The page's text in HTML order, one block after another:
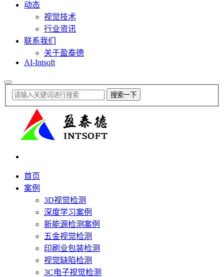
动态
视觉技术
行业资讯
联系我们
关于盈泰德
AI-Intsoft
首页
案例
3D视觉检测
深度学习案例
新能源检测案例
五金视觉检测
印刷业包装检测
视觉缺陷检测
3C电子视觉检测